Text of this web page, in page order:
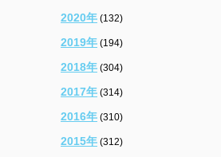
2020年 (132)
2019年 (194)
2018年 (304)
2017年 (314)
2016年 (310)
2015年 (312)